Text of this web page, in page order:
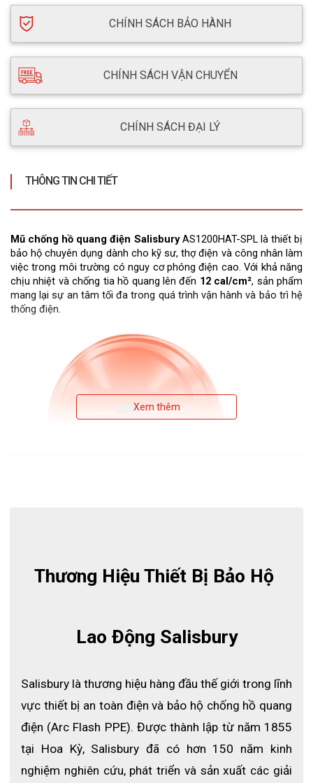
CHÍNH SÁCH BẢO HÀNH
CHÍNH SÁCH VẬN CHUYỂN
CHÍNH SÁCH ĐẠI LÝ
THÔNG TIN CHI TIẾT
Mũ chống hồ quang điện Salisbury AS1200HAT-SPL là thiết bị
bảo hộ chuyên dụng dành cho kỹ sư, thợ điện và công nhân làm
việc trong môi trường có nguy cơ phóng điện cao. Với khả năng
chịu nhiệt và chống tia hồ quang lên đến 12 cal/cm², sản phẩm
mang lại sự an tâm tối đa trong quá trình vận hành và bảo trì hệ
thống điện.
Thông số kỹ thuật mũ chống hồ quang
Thương hiệu: Salisbury
Xuất xứ: Mỹ
Model: AS1200HAT-SPL
Chỉ số ATPV: 12 cal/cm²
Xem thêm
Thương Hiệu Thiết Bị Bảo Hộ
Lao Động Salisbury
Salisbury là thương hiệu hàng đầu thế giới trong lĩnh
vực thiết bị an toàn điện và bảo hộ chống hồ quang
điện (Arc Flash PPE). Được thành lập từ năm 1855
tại Hoa Kỳ, Salisbury đã có hơn 150 năm kinh
nghiệm nghiên cứu, phát triển và sản xuất các giải